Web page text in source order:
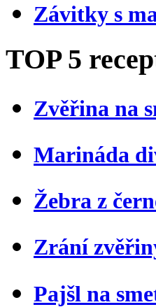
Závitky s
TOP 5
Zvěřina na
Marináda
Žebra z
Zrání
Pajšl na